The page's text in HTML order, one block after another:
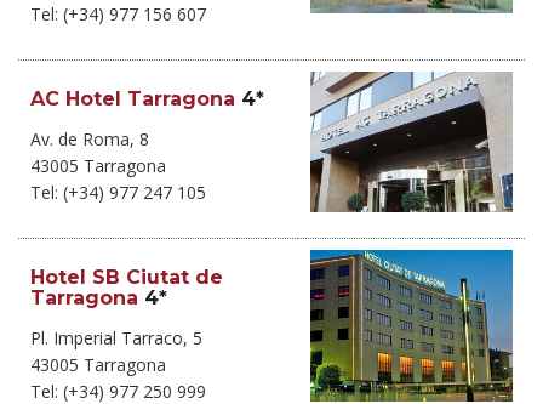
Tel: (+34) 977 156 607
AC Hotel Tarragona 4*
Av. de Roma, 8
43005 Tarragona
Tel: (+34) 977 247 105
Hotel SB Ciutat de
Tarragona 4*
Pl. Imperial Tarraco, 5
43005 Tarragona
Tel: (+34) 977 250 999